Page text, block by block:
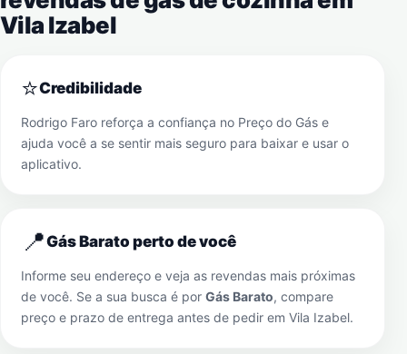
Vila Izabel
⭐Credibilidade
Rodrigo Faro reforça a confiança no Preço do Gás e
ajuda você a se sentir mais seguro para baixar e usar o
aplicativo.
📍Gás Barato perto de você
Informe seu endereço e veja as revendas mais próximas
de você. Se a sua busca é por Gás Barato, compare
preço e prazo de entrega antes de pedir em Vila Izabel.